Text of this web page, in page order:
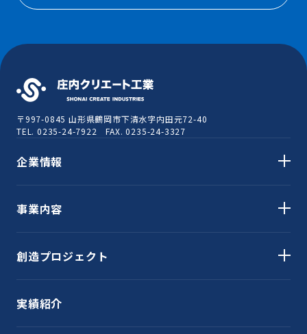
〒997-0845 山形県鶴岡市下清水字内田元72-40
TEL. 0235-24-7922 FAX. 0235-24-3327
企業情報
事業内容
創造プロジェクト
実績紹介